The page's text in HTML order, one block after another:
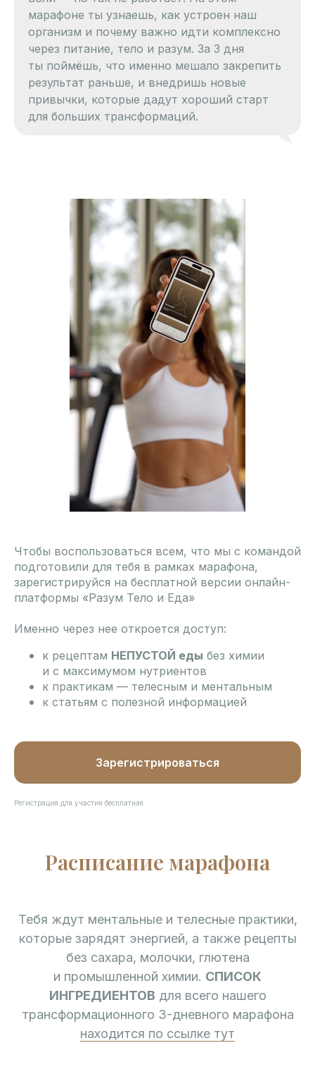
марафоне ты узнаешь, как устроен наш
организм и почему важно идти комплексно
через питание, тело и разум. За 3 дня
ты поймёшь, что именно мешало закрепить
результат раньше, и внедришь новые
привычки, которые дадут хороший старт
для больших трансформаций.
Чтобы воспользоваться всем, что мы с командой
подготовили для тебя в рамках марафона,
зарегистрируйся на бесплатной версии онлайн-
платформы «Разум Тело и Еда»
Именно через нее откроется доступ:
к рецептам НЕПУСТОЙ еды без химии
и с максимумом нутриентов
к практикам — телесным и ментальным
к статьям с полезной информацией
Зарегистрироваться
Регистрация для участия бесплатная
Расписание марафона
Тебя ждут ментальные и телесные практики,
которые зарядят энергией, а также рецепты
без сахара, молочки, глютена
и промышленной химии. СПИСОК
ИНГРЕДИЕНТОВ для всего нашего
трансформационного 3-дневного марафона
находится по ссылке тут